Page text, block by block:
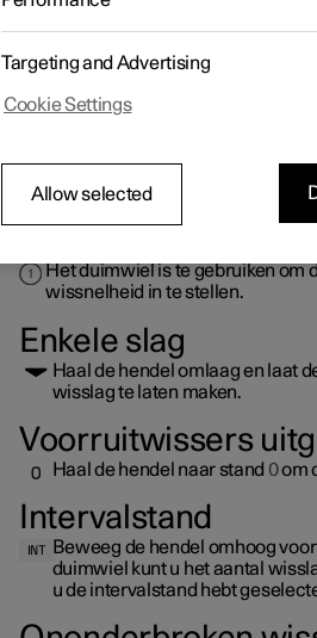
Het duimwiel is te gebruiken om
wissnelheid in te stellen.
Enkele slag
Haal de hendel omlaag en laat
wisslag te laten maken.
Voorruitwissers
Haal de hendel naar stand 0om
Intervalstand
Beweeg de hendel omhoog
duimwiel kunt u het aantal
u de intervalstand hebt
Targeting and Advertising
Cookie Settings
Allow selected